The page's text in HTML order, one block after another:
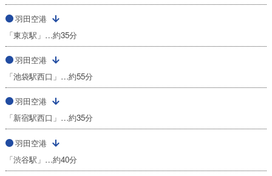
羽田空港
「東京駅」…約35分
羽田空港
「池袋駅西口」…約55分
羽田空港
「新宿駅西口」…約35分
羽田空港
「渋谷駅」…約40分